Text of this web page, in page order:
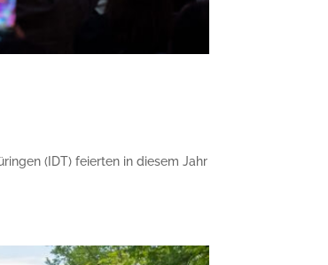
(IDT) feierten in diesem Jahr